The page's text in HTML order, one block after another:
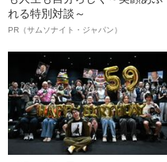
れる特別対談～
PR（サムソナイト・ジャパン）